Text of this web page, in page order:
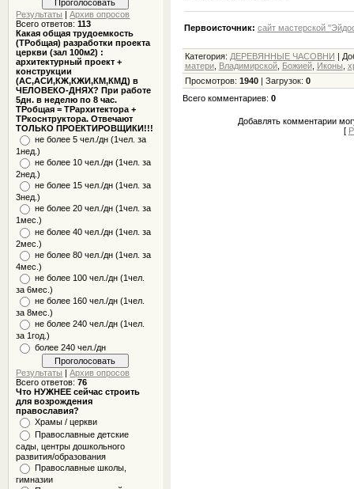
Результаты |Архив опросов
Всего ответов:113
Какая общая трудоемкость
(ТРобщая) разработки проекта
церкви (зал 100м2) :
архитектурный проект +
конструкции
(АС,АСИ,КЖ,КЖИ,КМ,КМД) в
ЧЕЛОВЕКО-ДНЯХ? При работе
5дн. в неделю по 8 час.
ТРобщая = ТРархитектора +
ТРкоснтруктора. Отвечают
ТОЛЬКО ПРОЕКТИРОВЩИКИ!!!
не более 5 чел./дн (1чел. за
1нед.)
не более 10 чел./дн (1чел. за
2нед.)
не более 15 чел./дн (1чел. за
3нед.)
не более 20 чел./дн (1чел. за
1мес.)
не более 40 чел./дн (1чел. за
2мес.)
не более 80 чел./дн (1чел. за
4мес.)
не более 100 чел./дн (1чел.
за 6мес.)
не более 160 чел./дн (1чел.
за 8мес.)
не более 240 чел./дн (1чел.
за 1год.)
более 240 чел./дн
Результаты |Архив опросов
Всего ответов:76
Что НУЖНЕЕ сейчас строить
для возрождения
православия?
Храмы / церкви
Православные детские
сады, центры дошкольного
развития/образования
Православные школы,
гимназии
Первоисточник: сайт мастерской
Категория: ДЕРЕВЯННЫЕ ЧАСОВНИ
матери, Владимирской, Божией, Иконы
Просмотров: 1940| Загрузок: 0
Всего комментариев: 0
Добавлять комментарии
[